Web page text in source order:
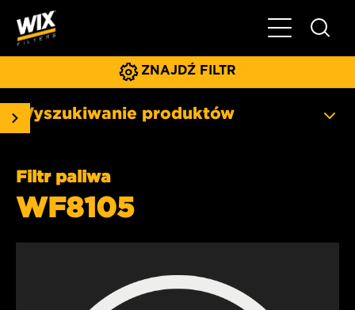
Pokaż/ukryj
ZNAJDŹ FILTR
Wyszukiwanie produktów
Filtr paliwa
WF8105